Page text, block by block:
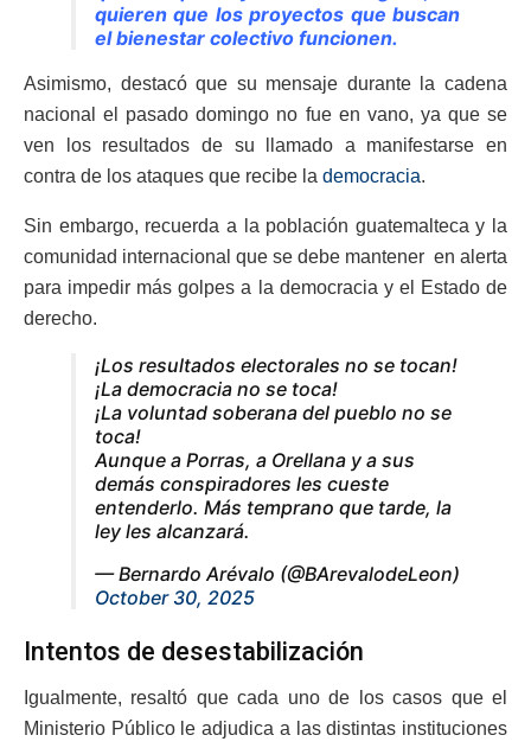
quieren que los proyectos que buscan
el bienestar colectivo funcionen.
Asimismo, destacó que su mensaje durante la cadena
nacional el pasado domingo no fue en vano, ya que se
ven los resultados de su llamado a manifestarse en
contra de los ataques que recibe la democracia.
Sin embargo, recuerda a la población guatemalteca y la
comunidad internacional que se debe mantener en alerta
para impedir más golpes a la democracia y el Estado de
derecho.
¡Los resultados electorales no se tocan!
¡La democracia no se toca!
¡La voluntad soberana del pueblo no se
toca!
Aunque a Porras, a Orellana y a sus
demás conspiradores les cueste
entenderlo. Más temprano que tarde, la
ley les alcanzará.
— Bernardo Arévalo (@BArevalodeLeon)
October 30, 2025
Intentos de desestabilización
Igualmente, resaltó que cada uno de los casos que el
Ministerio Público le adjudica a las distintas instituciones